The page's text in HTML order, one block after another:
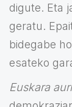
digute. Eta
geratu.
bidegabe
esateko
Euskara